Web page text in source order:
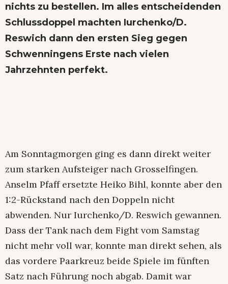
nichts zu bestellen. Im alles entscheidenden
Schlussdoppel machten Iurchenko/D.
Reswich dann den ersten Sieg gegen
Schwenningens Erste nach vielen
Jahrzehnten perfekt.
Am Sonntagmorgen ging es dann direkt weiter
zum starken Aufsteiger nach Grosselfingen.
Anselm Pfaff ersetzte Heiko Bihl, konnte aber den
1:2-Rückstand nach den Doppeln nicht
abwenden. Nur Iurchenko/D. Reswich gewannen.
Dass der Tank nach dem Fight vom Samstag
nicht mehr voll war, konnte man direkt sehen, als
das vordere Paarkreuz beide Spiele im fünften
Satz nach Führung noch abgab. Damit war